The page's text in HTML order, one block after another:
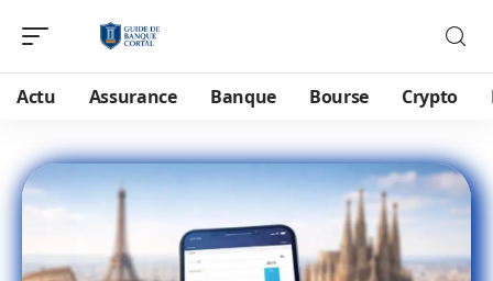
Actu Assurance Banque Bourse Crypto